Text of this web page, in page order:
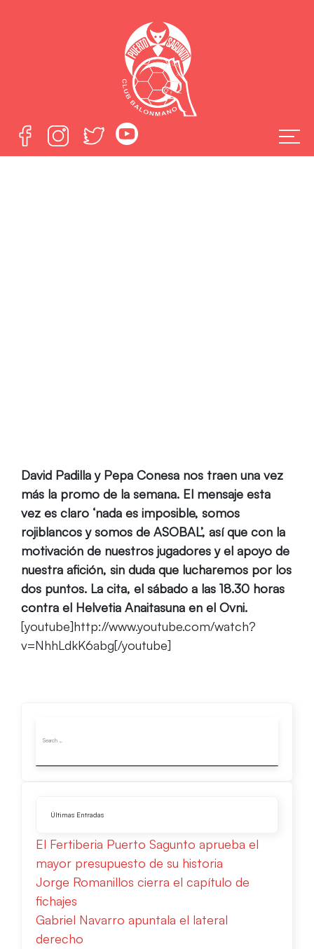
‘Nada es
David Padilla y Pepa Conesa nos traen una vez
más la promo de la semana. El mensaje esta
vez es claro ‘nada es imposible, somos
rojiblancos y somos de ASOBAL’, así que con la
motivación de nuestros jugadores y el apoyo de
nuestra afición, sin duda que lucharemos por los
dos puntos. La cita, el sábado a las 18.30 horas
contra el Helvetia Anaitasuna en el Ovni.
[youtube]http://www.youtube.com/watch?
v=NhhLdkK6abg[/youtube]
Últimas Entradas
El Fertiberia Puerto Sagunto aprueba el
mayor presupuesto de su historia
Jorge Romanillos cierra el capítulo de
fichajes
Gabriel Navarro apuntala el lateral
derecho